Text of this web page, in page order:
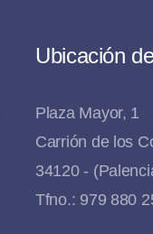
Ubicación
Plaza Mayor, 1
Carrión de los
34120 -
Tfno.: 979 880